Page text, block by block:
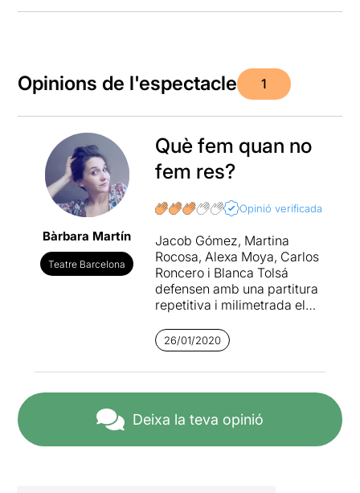
Opinions de l'espectacle 1
Bàrbara Martín
Teatre Barcelona
Què fem quan no
fem res?
Opinió verificada
Jacob Gómez, Martina
Rocosa, Alexa Moya, Carlos
Roncero i Blanca Tolsá
defensen amb una partitura
repetitiva i milimetrada el
transgresora que juga amb
la paciència i la urgència de
l’espectador.
disseny i execució de
l’acompanyament sonor, Wu
Wei oscil.la d’una banda a
26/01/2020
Deixa la teva opinió